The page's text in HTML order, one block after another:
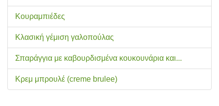
Κουραμπιέδες
Κλασική γέμιση γαλοπούλας
Σπαράγγια με καβουρδισμένα κουκουνάρια και...
Κρεμ μπρουλέ (creme brulee)